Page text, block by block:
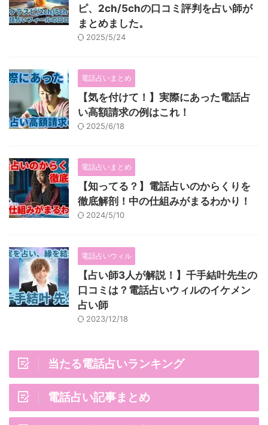
ピ、2ch/5chの口コミ評判を占い師が
まとめました。
2025/5/24
電話占いまとめ
【気を付けて！】実際にあった電話占
い高額請求の例はこれ！
2025/6/18
電話占いまとめ
【知ってる？】電話占いのからくりを
徹底解剖！中の仕組みがまるわかり！
2024/5/10
電話占いウィル
【占い師3人が解説！】千手結叶先生の
口コミは？電話占いウィルのイケメン
占い師
2023/12/18
当たる電話占いランキング
電話占い記事まとめ